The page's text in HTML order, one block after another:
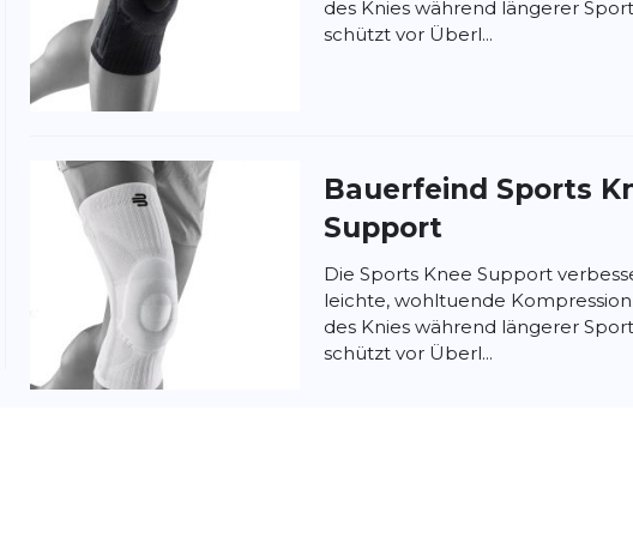
des Knies während längerer
schützt vor Überl...
Bauerfeind Sports
Support
Die Sports Knee Support
leichte, wohltuende
des Knies während längerer
schützt vor Überl...